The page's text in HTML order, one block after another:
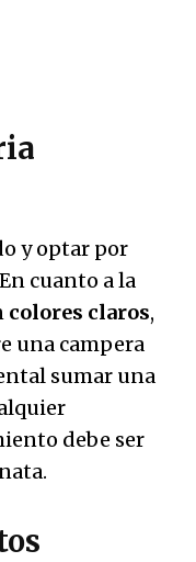
y optar por
cuanto a la
colores claros,
una campera
sumar una
debe ser